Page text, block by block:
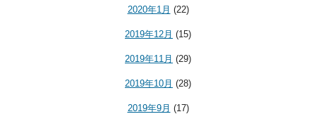
2020年1月 (22)
2019年12月 (15)
2019年11月 (29)
2019年10月 (28)
2019年9月 (17)